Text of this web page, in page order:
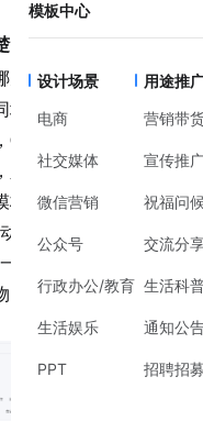
模板中心
设计场景
电商
社交媒体
微信营销
公众号
行政办公/教育
生活娱乐
PPT
用途推
营销带
宣传推
祝福问
交流分
生活科
通知公
招聘招
“要干啥”
儿？是朋友圈海报、公
场景对素材的要求不一
版人物可以夸张点，
人物比例可以稍微放
板库搜索“卡通人物”，
”“产品推广”“知识科
半时间。比如要做
的模板，比从头画快多